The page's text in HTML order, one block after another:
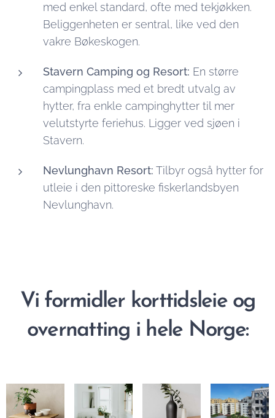
med enkel standard, ofte med tekjøkken.
Beliggenheten er sentral, like ved den
vakre Bøkeskogen.
Stavern Camping og Resort: En større
campingplass med et bredt utvalg av
hytter, fra enkle campinghytter til mer
velutstyrte feriehus. Ligger ved sjøen i
Stavern.
Nevlunghavn Resort: Tilbyr også hytter for
utleie i den pittoreske fiskerlandsbyen
Nevlunghavn.
Vi formidler korttidsleie og
overnatting i hele Norge: